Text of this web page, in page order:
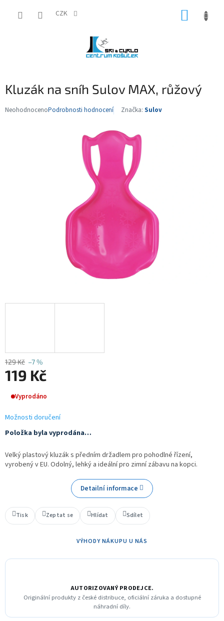
CZK
Kluzák na sníh Sulov MAX, růžový
Průměrné
NeohodnocenoPodrobnosti hodnocení Značka: Sulov
129 Kč –7 %
119 Kč
cena:
Vyprodáno
Možnosti doručení
Položka byla vyprodána…
Velký plastový kluzák s předním držadlem pro pohodlné řízení,
vyrobený v EU. Odolný, lehký a ideální pro zimní zábavu na kopci.
Detailní informace
Tisk Zeptat se Hlídat Sdílet
VÝHODY NÁKUPU U NÁS
AUTORIZOVANÝ PRODEJCE.
Originální produkty z české distribuce, oficiální záruka a dostupné
náhradní díly.